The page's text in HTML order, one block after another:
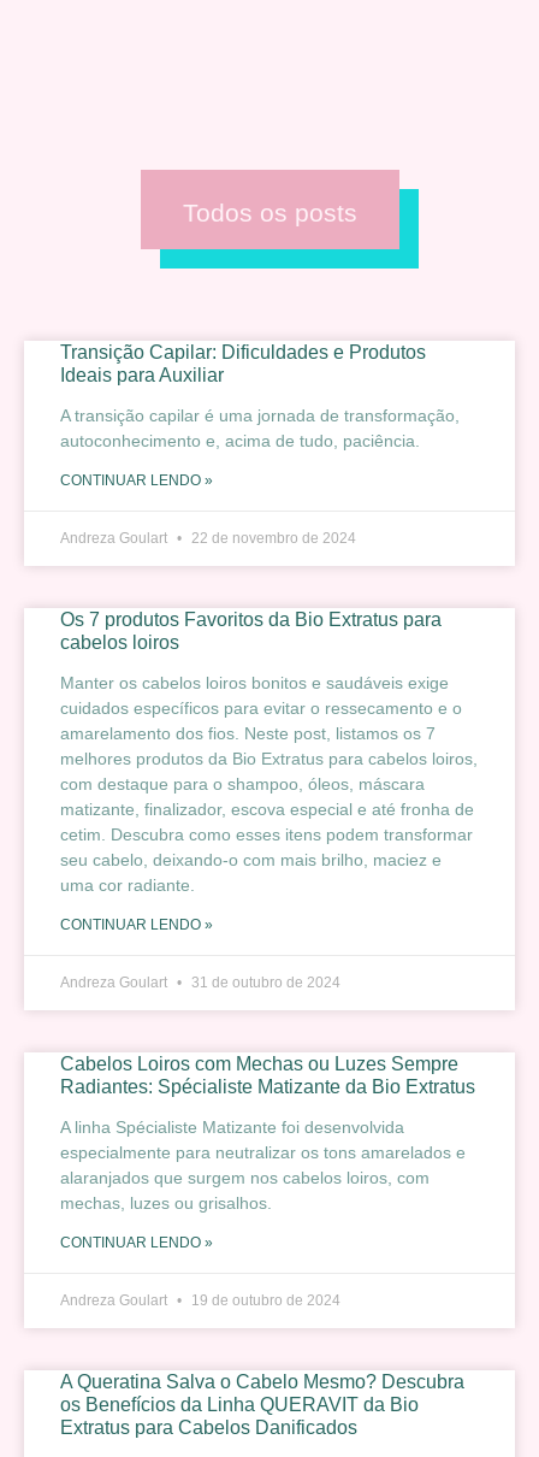
Todos os posts
Transição Capilar: Dificuldades e Produtos
Ideais para Auxiliar
A transição capilar é uma jornada de transformação,
autoconhecimento e, acima de tudo, paciência.
CONTINUAR LENDO »
Andreza Goulart 22 de novembro de 2024
Os 7 produtos Favoritos da Bio Extratus para
cabelos loiros
Manter os cabelos loiros bonitos e saudáveis exige
cuidados específicos para evitar o ressecamento e o
amarelamento dos fios. Neste post, listamos os 7
melhores produtos da Bio Extratus para cabelos loiros,
com destaque para o shampoo, óleos, máscara
matizante, finalizador, escova especial e até fronha de
cetim. Descubra como esses itens podem transformar
seu cabelo, deixando-o com mais brilho, maciez e
uma cor radiante.
CONTINUAR LENDO »
Andreza Goulart 31 de outubro de 2024
Cabelos Loiros com Mechas ou Luzes Sempre
Radiantes: Spécialiste Matizante da Bio Extratus
A linha Spécialiste Matizante foi desenvolvida
especialmente para neutralizar os tons amarelados e
alaranjados que surgem nos cabelos loiros, com
mechas, luzes ou grisalhos.
CONTINUAR LENDO »
Andreza Goulart 19 de outubro de 2024
A Queratina Salva o Cabelo Mesmo? Descubra
os Benefícios da Linha QUERAVIT da Bio
Extratus para Cabelos Danificados